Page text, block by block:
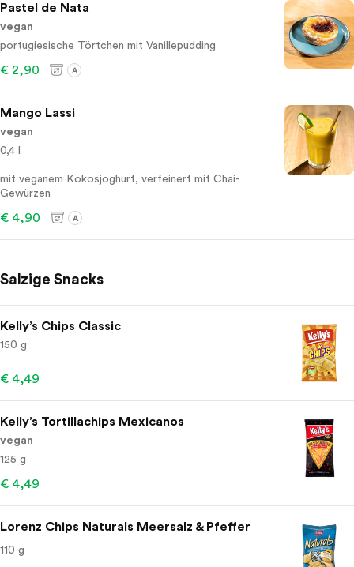
Pastel de Nata
vegan
portugiesische Törtchen mit Vanillepudding
€ 2,90 A
Mango Lassi
vegan
0,4 l
mit veganem Kokosjoghurt, verfeinert mit Chai-
Gewürzen
€ 4,90 A
Salzige Snacks
Kelly’s Chips Classic
150 g
€ 4,49
Kelly’s Tortillachips Mexicanos
vegan
125 g
€ 4,49
Lorenz Chips Naturals Meersalz & Pfeffer
110 g